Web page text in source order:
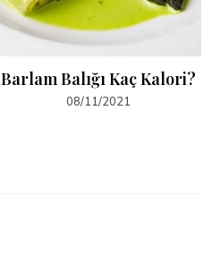
Barlam Balığı Kaç Kalori?
08/11/2021